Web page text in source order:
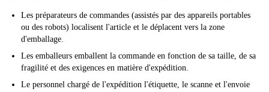
Les préparateurs de commandes (assistés par des appareils portables
ou des robots) localisent l'article et le déplacent vers la zone
d'emballage.
Les emballeurs emballent la commande en fonction de sa taille, de sa
fragilité et des exigences en matière d'expédition.
Le personnel chargé de l'expédition l'étiquette, le scanne et l'envoie